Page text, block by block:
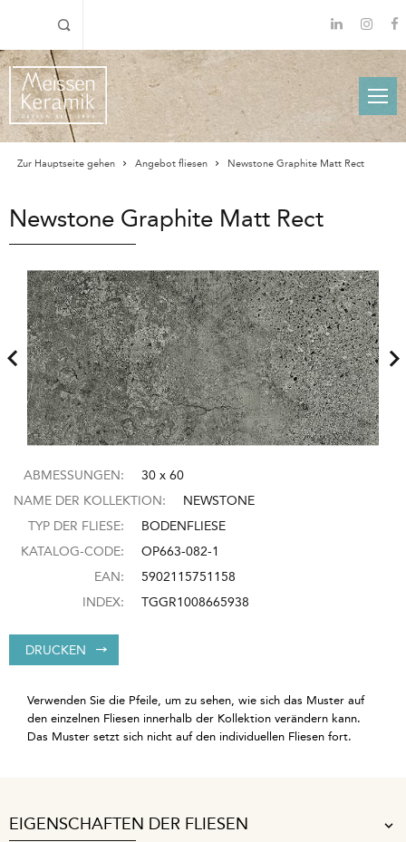
Zur Hauptseite gehen Angebot fliesen Newstone Graphite Matt Rect
Newstone Graphite Matt Rect
ABMESSUNGEN:
30 x 60
NAME DER KOLLEKTION:
NEWSTONE
TYP DER FLIESE:
BODENFLIESE
KATALOG-CODE:
OP663-082-1
EAN:
5902115751158
INDEX:
TGGR1008665938
DRUCKEN
Verwenden Sie die Pfeile, um zu sehen, wie sich das Muster auf
den einzelnen Fliesen innerhalb der Kollektion verändern kann.
Das Muster setzt sich nicht auf den individuellen Fliesen fort.
EIGENSCHAFTEN DER FLIESEN